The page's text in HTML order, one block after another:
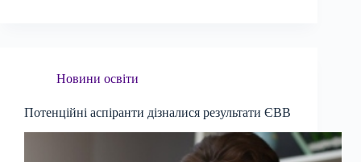
Новини освіти
Потенційні аспіранти дізналися результати ЄВВ